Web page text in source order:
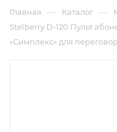
Главная — Каталог —
Stelberry D-120 Пульт
«Симплекс» для